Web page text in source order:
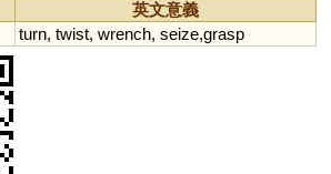
英文意義
turn, twist, wrench, seize,grasp